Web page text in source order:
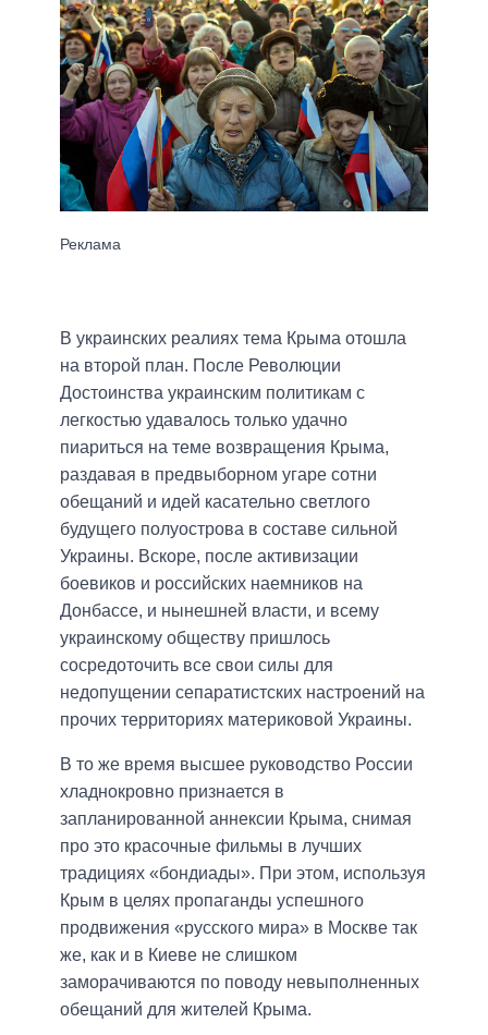
В украинских реалиях тема Крыма отошла
на второй план. После Революции
Достоинства украинским политикам с
легкостью удавалось только удачно
пиариться на теме возвращения Крыма,
раздавая в предвыборном угаре сотни
обещаний и идей касательно светлого
будущего полуострова в составе сильной
Украины. Вскоре, после активизации
боевиков и российских наемников на
Донбассе, и нынешней власти, и всему
украинскому обществу пришлось
сосредоточить все свои силы для
недопущении сепаратистских настроений на
прочих территориях материковой Украины.
В то же время высшее руководство России
хладнокровно признается в
запланированной аннексии Крыма, снимая
про это красочные фильмы в лучших
традициях «бондиады». При этом, используя
Крым в целях пропаганды успешного
продвижения «русского мира» в Москве так
же, как и в Киеве не слишком
заморачиваются по поводу невыполненных
обещаний для жителей Крыма.